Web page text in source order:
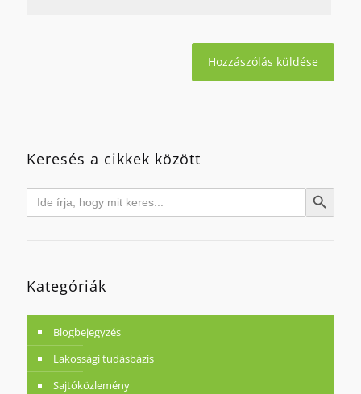
Keresés a cikkek között
Search
for: Search Button
Kategóriák
Blogbejegyzés
Lakossági tudásbázis
Sajtóközlemény